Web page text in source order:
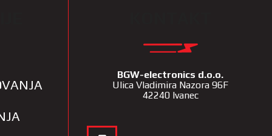
BGW-electronics d.o.o.
Ulica Vladimira Nazora 96F
42240 Ivanec